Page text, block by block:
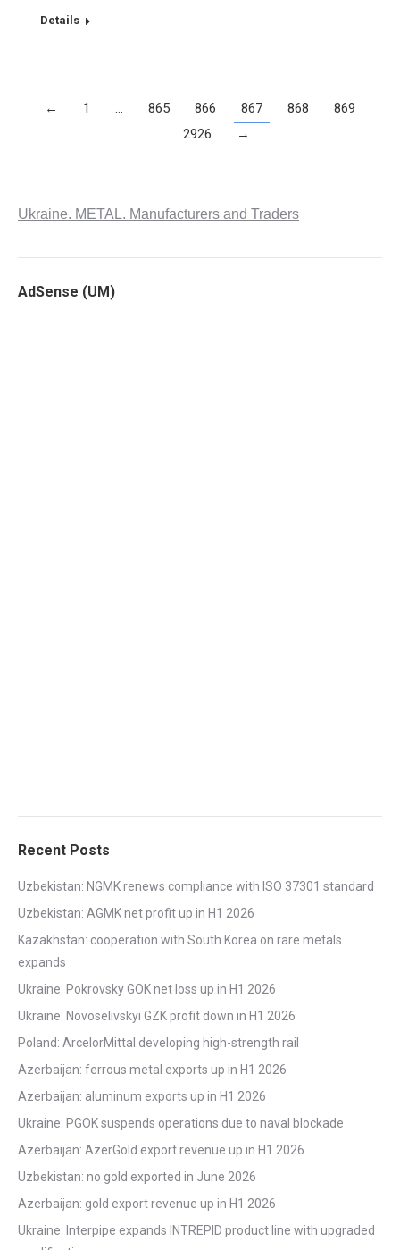
Details
← 1 … 865 866 867 868
869
…
2926 →
Ukraine. METAL. Manufacturers and Traders
AdSense (UM)
Recent Posts
Uzbekistan: NGMK renews compliance with ISO 37301 standard
Uzbekistan: AGMK net profit up in H1 2026
Kazakhstan: cooperation with South Korea on rare metals
expands
Ukraine: Pokrovsky GOK net loss up in H1 2026
Ukraine: Novoselivskyi GZK profit down in H1 2026
Poland: ArcelorMittal developing high-strength rail
Azerbaijan: ferrous metal exports up in H1 2026
Azerbaijan: aluminum exports up in H1 2026
Ukraine: PGOK suspends operations due to naval blockade
Azerbaijan: AzerGold export revenue up in H1 2026
Uzbekistan: no gold exported in June 2026
Azerbaijan: gold export revenue up in H1 2026
Ukraine: Interpipe expands INTREPID product line with upgraded